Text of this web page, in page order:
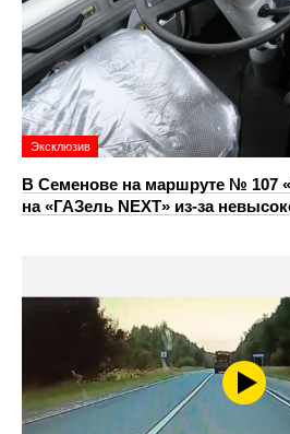
Эксклюзив
В Семенове на маршруте № 107
на «ГАЗель NEXT» из‑за